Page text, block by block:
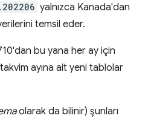
yalnızca Kanada'dan
temsil eder.
bu yana her ay için
ayına ait yeni tablolar
olarak da bilinir) şunları